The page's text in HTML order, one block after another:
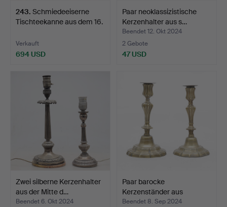
243. Schmiedeeiserne
Tischteekanne aus dem 16.
Verkauft
694 USD
Paar neoklassizistische
Kerzenhalter aus s…
Beendet 12. Okt 2024
2 Gebote
47 USD
Zwei silberne Kerzenhalter
aus der Mitte d…
Beendet 6. Okt 2024
Paar barocke
Kerzenständer aus
Messing, au…
Beendet 8. Sep 2024